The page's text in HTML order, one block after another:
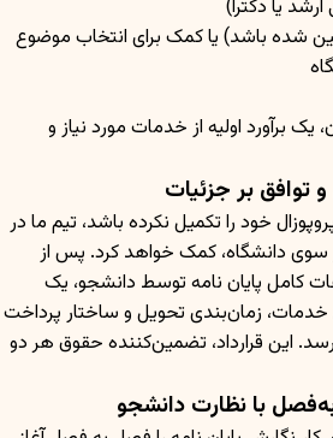
یا دکترا)
شده باشد) یا کمک برای انتخاب موضوع
برآورد اولیه از خدمات مورد نیاز و
و توافق بر جزئیات
خود را تکمیل نکرده باشد، تیم ما در
سوی دانشگاه، کمک خواهد کرد. پس از
کامل پایان نامه توسط دانشجو، یک
خدمات، زمان‌بندی تحویل و ساختار پرداخت
این قرارداد، تضمین‌کننده حقوق هر دو
با نظارت دانشجو